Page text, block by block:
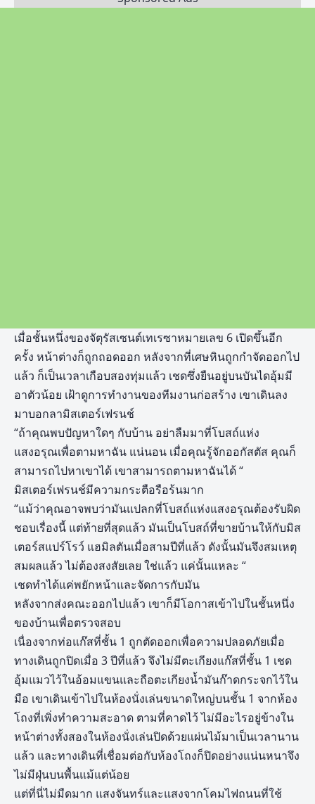
เมื่อชั้นหนึ่งของจัตุรัสเซนต์เทเรซาหมายเลข 6 เปิดขึ้นอีก
ครั้ง หน้าต่างก็ถูกถอดออก หลังจากที่เศษหินถูกกำจัดออกไป
แล้ว ก็เป็นเวลาเกือบสองทุ่มแล้ว เชดซึ่งยืนอยู่บนบันไดอุ้มมี
อาตัวน้อย เฝ้าดูการทำงานของทีมงานก่อสร้าง เขาเดินลง
มาบอกลามิสเตอร์เฟรนช์
“ถ้าคุณพบปัญหาใดๆ กับบ้าน อย่าลืมมาที่โบสถ์แห่ง
แสงอรุณเพื่อตามหาฉัน แน่นอน เมื่อคุณรู้จักออกัสตัส คุณก็
สามารถไปหาเขาได้ เขาสามารถตามหาฉันได้ “
มิสเตอร์เฟรนช์มีความกระตือรือร้นมาก
“แม้ว่าคุณอาจพบว่ามันแปลกที่โบสถ์แห่งแสงอรุณต้องรับผิด
ชอบเรื่องนี้ แต่ท้ายที่สุดแล้ว มันเป็นโบสถ์ที่ขายบ้านให้กับมิส
เตอร์สแปร์โรว์ แฮมิลตันเมื่อสามปีที่แล้ว ดังนั้นมันจึงสมเหตุ
สมผลแล้ว ไม่ต้องสงสัยเลย ใช่แล้ว แค่นั้นแหละ “
เชดทำได้แค่พยักหน้าและจัดการกับมัน
หลังจากส่งคณะออกไปแล้ว เขาก็มีโอกาสเข้าไปในชั้นหนึ่ง
ของบ้านเพื่อตรวจสอบ
เนื่องจากท่อแก๊สที่ชั้น 1 ถูกตัดออกเพื่อความปลอดภัยเมื่อ
ทางเดินถูกปิดเมื่อ 3 ปีที่แล้ว จึงไม่มีตะเกียงแก๊สที่ชั้น 1 เชด
อุ้มแมวไว้ในอ้อมแขนและถือตะเกียงน้ำมันก๊าดกระจกไว้ใน
มือ เขาเดินเข้าไปในห้องนั่งเล่นขนาดใหญ่บนชั้น 1 จากห้อง
โถงที่เพิ่งทำความสะอาด ตามที่คาดไว้ ไม่มีอะไรอยู่ข้างใน
หน้าต่างทั้งสองในห้องนั่งเล่นปิดด้วยแผ่นไม้มาเป็นเวลานาน
แล้ว และทางเดินที่เชื่อมต่อกับห้องโถงก็ปิดอย่างแน่นหนาจึง
ไม่มีฝุ่นบนพื้นแม้แต่น้อย
แต่ที่นี่ไม่มืดมาก แสงจันทร์และแสงจากโคมไฟถนนที่ใช้